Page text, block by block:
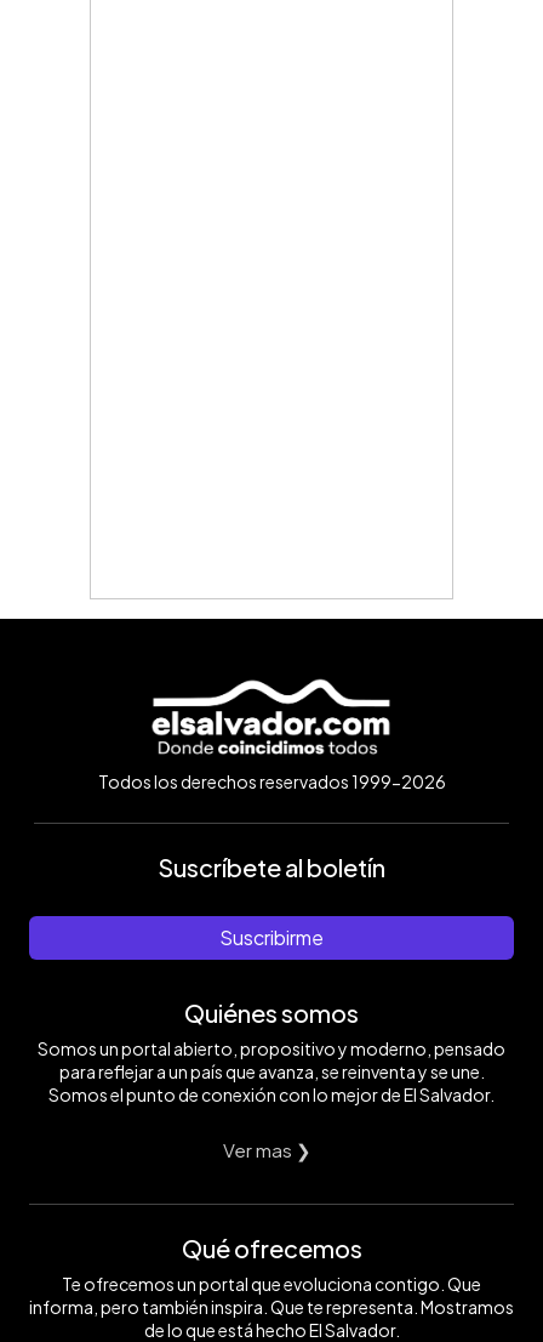
Todos los derechos reservados 1999-2026
Suscríbete al boletín
Suscribirme
Quiénes somos
Somos un portal abierto, propositivo y moderno, pensado
para reflejar a un país que avanza, se reinventa y se une.
Somos el punto de conexión con lo mejor de El Salvador.
Ver mas ❯
Qué ofrecemos
Te ofrecemos un portal que evoluciona contigo. Que
informa, pero también inspira. Que te representa. Mostramos
de lo que está hecho El Salvador.